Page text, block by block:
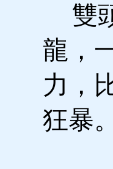
雙
龍，
力，
狂暴。